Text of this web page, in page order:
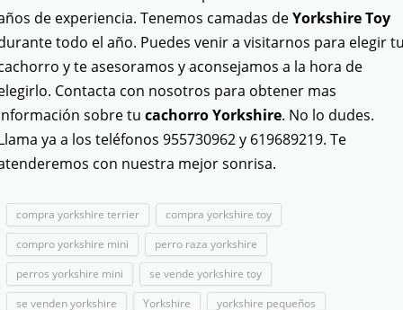
de experiencia. Tenemos camadas deYorkshire Toy
todo el año. Puedes venir a visitarnos para elegir
y te asesoramos y aconsejamos a la hora de
Contacta con nosotros para obtener mas
sobre tu cachorro Yorkshire. No lo dudes.
ya a los teléfonos 955730962 y 619689219. Te
con nuestra mejor sonrisa.
compra yorkshire terrier
compra yorkshire toy
compro yorkshire mini
perro raza yorkshire
perros yorkshire mini
se vende yorkshire toy
se venden yorkshire
Yorkshire
yorkshire pequeños